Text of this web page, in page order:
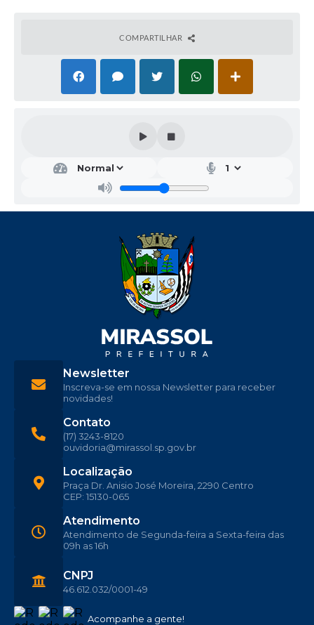
COMPARTILHAR
Acompanhe a gente!
Localização
Praça Dr. Anisio José Moreira, 2290 Centro
CEP: 15130-065
Contato
(17) 3243-8120
ouvidoria@mirassol.sp.gov.br
Atendimento
Atendimento de Segunda-feira a Sexta-feira das
09h as 16h
CNPJ
46.612.032/0001-49
Newsletter
Inscreva-se em nossa Newsletter para receber
novidades!